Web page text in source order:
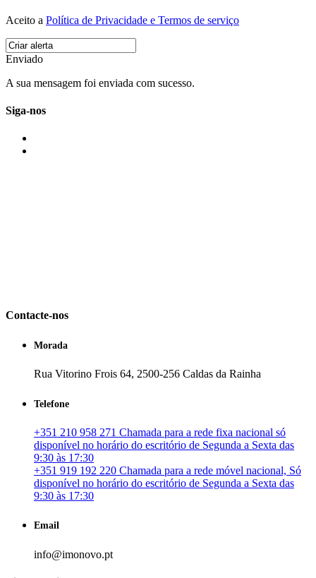
Aceito a Política de Privacidade e Termos de serviço
Enviado
A sua mensagem foi enviada com sucesso.
Siga-nos
Contacte-nos
Morada
Rua Vitorino Frois 64, 2500-256 Caldas da Rainha
Telefone
+351 210 958 271 Chamada para a rede fixa nacional só
disponível no horário do escritório de Segunda a Sexta das
9:30 às 17:30
+351 919 192 220 Chamada para a rede móvel nacional, Só
disponível no horário do escritório de Segunda a Sexta das
9:30 às 17:30
Email
info@imonovo.pt